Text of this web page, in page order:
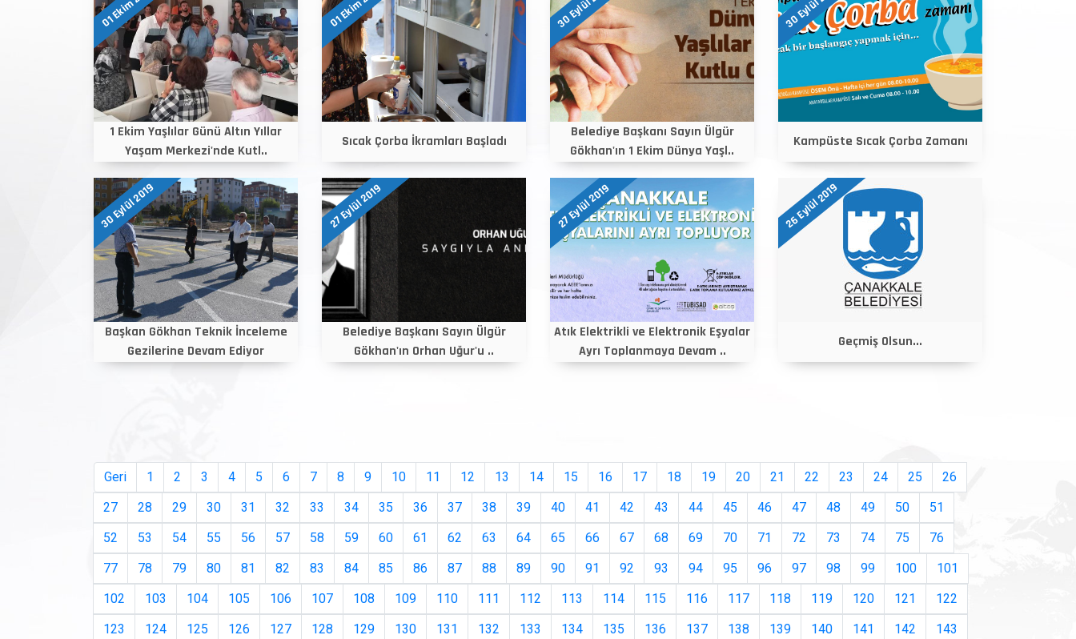
1 Ekim Yaşlılar Günü Altın Yıllar
Yaşam Merkezi'nde Kutl..
Sıcak Çorba İkramları Başladı
Belediye Başkanı Sayın Ülgür
Gökhan'ın 1 Ekim Dünya Yaşl..
Kampüste Sıcak Çorba Zamanı
30 Eylül 2019
Başkan Gökhan Teknik İnceleme
Gezilerine Devam Ediyor
27 Eylül 2019
Belediye Başkanı Sayın Ülgür
Gökhan'ın Orhan Uğur'u ..
27 Eylül 2019
Atık Elektrikli ve Elektronik Eşyalar
Ayrı Toplanmaya Devam ..
26 Eylül 2019
Geçmiş Olsun...
Geri 1 2 3 4 5 6 7 8 9 10 11 12 13 14 15 16 17 18 19 20 21 22 23 24 25
26
27
28 29 30 31 32 33 34 35 36 37 38 39 40 41 42 43 44 45 46 47 48 49 50
51
52
53 54 55 56 57 58 59 60 61 62 63 64 65 66 67 68 69 70 71 72 73 74 75
76
77
78 79 80 81 82 83 84 85 86 87 88 89 90 91 92 93 94 95 96 97 98 99 100
101
102
103 104 105 106 107 108 109 110 111 112 113 114 115 116 117 118 119 120 121
122
123
124 125 126 127 128 129 130 131 132 133 134 135 136 137 138 139 140 141 142
143